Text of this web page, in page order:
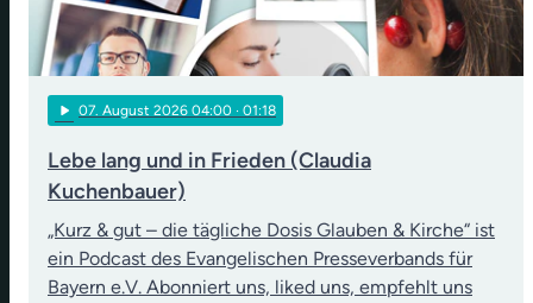
play_arrow 07. August 2026 04:00 · 01:18
Lebe lang und in Frieden (Claudia
Kuchenbauer)
„Kurz & gut – die tägliche Dosis Glauben & Kirche“ ist
ein Podcast des Evangelischen Presseverbands für
Bayern e.V. Abonniert uns, liked uns, empfehlt uns